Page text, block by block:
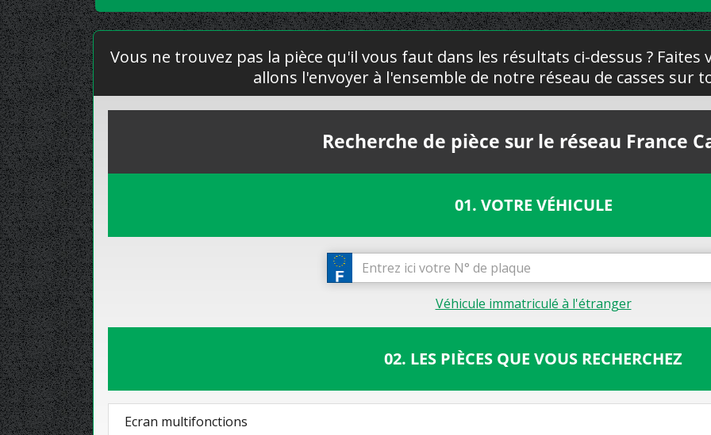
Vous ne trouvez pas la pièce qu'il vous faut dans les résultats ci-dessus ? Faites
allons l'envoyer à l'ensemble de notre réseau de casses sur
Recherche de pièce sur le réseau France
01. VOTRE VÉHICULE
Véhicule immatriculé à l'étranger
02. LES PIÈCES QUE VOUS RECHERCHEZ
Ecran multifonctions